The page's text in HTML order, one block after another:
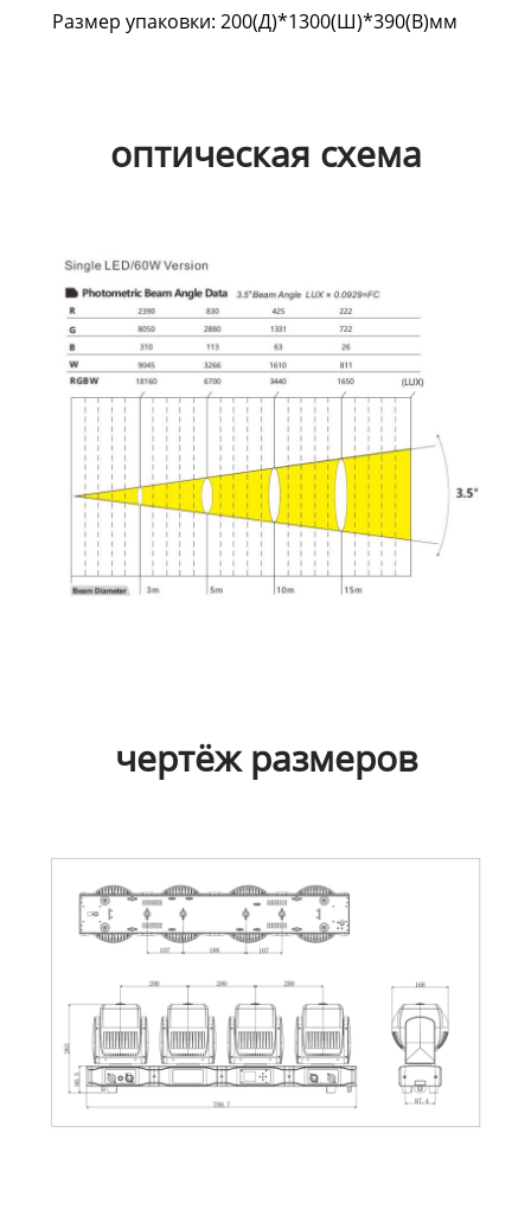
Размер упаковки: 200(Д)*1300(Ш)*390(В)мм
оптическая схема
чертёж размеров